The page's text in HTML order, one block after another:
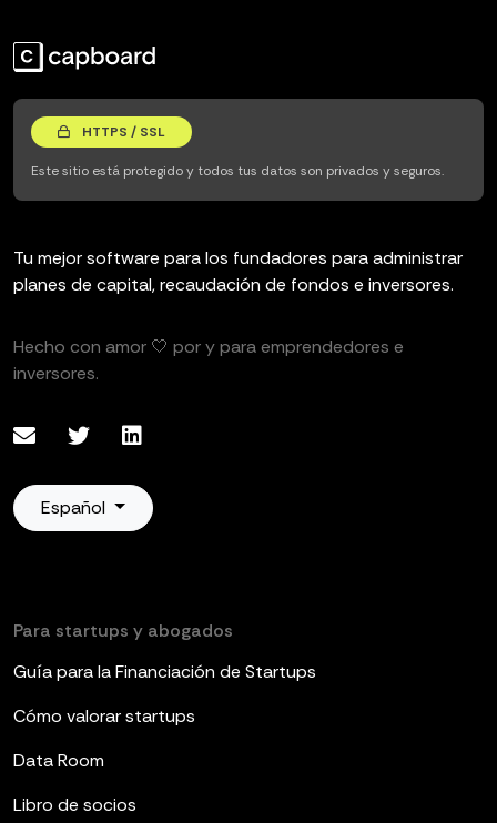
HTTPS / SSL
Este sitio está protegido y todos tus datos son privados y seguros.
Tu mejor software para los fundadores para administrar
planes de capital, recaudación de fondos e inversores.
Hecho con amor 🤍 por y para emprendedores e
inversores.
Español
Para startups y abogados
Guía para la Financiación de Startups
Cómo valorar startups
Data Room
Libro de socios